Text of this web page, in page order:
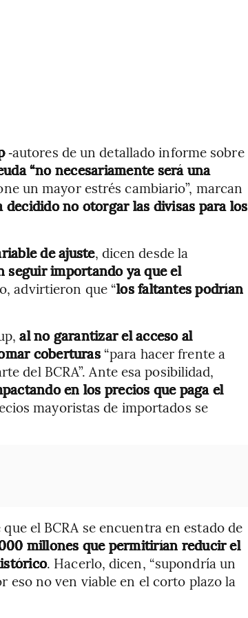
‑autores de un detallado informe sobre
“no necesariamente será una
un mayor estrés cambiario”, marcan
decidido no otorgar las divisas para los
de ajuste, dicen desde la
seguir importando ya que el
advirtieron que “los faltantes podrían
al no garantizar el acceso al
coberturas“para hacer frente a
del BCRA”. Ante esa posibilidad,
en los precios que paga el
mayoristas de importados se
el BCRA se encuentra en estado de
millones que permitirían reducir el
. Hacerlo, dicen, “supondría un
eso no ven viable en el corto plazo la